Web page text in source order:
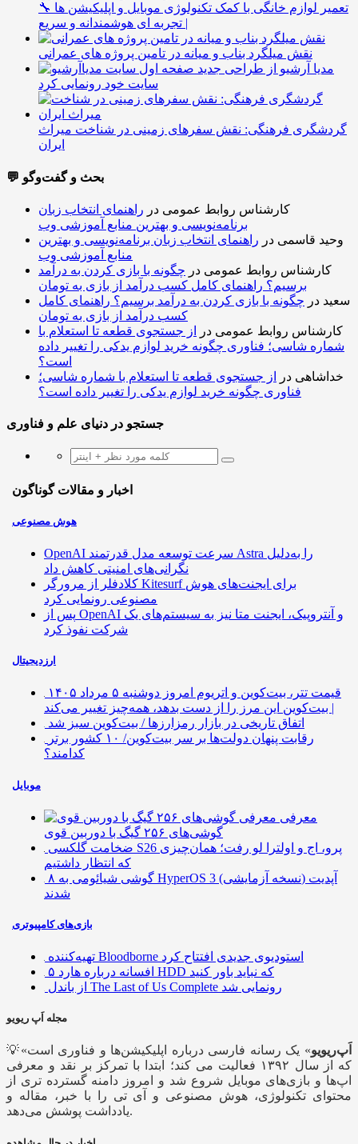
🔧 تعمیر لوازم خانگی با کمک تکنولوژی موبایل و اپلیکیشن ها
| تجربه ای هوشمندانه و سریع
نقش میلگرد بناب و میانه در تامین پروژه های عمرانی
مدیا آرشیو از طراحی جدید
سایت خود رونمایی کرد
گردشگری فرهنگی: نقش سفرهای زمینی در شناخت میراث
ایران
💬 بحث و گفت‌وگو
کارشناس روابط عمومی در راهنمای انتخاب زبان
برنامه‌نویسی و بهترین منابع آموزشی وب
وحید قاسمی در راهنمای انتخاب زبان برنامه‌نویسی و بهترین
منابع آموزشی وب
کارشناس روابط عمومی در چگونه با بازی کردن به درآمد
برسیم؟ راهنمای کامل کسب درآمد از بازی به تومان
سعید در چگونه با بازی کردن به درآمد برسیم؟ راهنمای کامل
کسب درآمد از بازی به تومان
کارشناس روابط عمومی در
از جستجوی قطعه تا استعلام با
شماره شاسی؛ فناوری چگونه خرید لوازم یدکی را تغییر داده
است؟
خداشاهی در
از جستجوی قطعه تا استعلام با شماره شاسی؛
فناوری چگونه خرید لوازم یدکی را تغییر داده است؟
جستجو در دنیای علم و فناوری
اخبار و مقالات گوناگون
هوش مصنوعی
OpenAI سرعت توسعه مدل قدرتمند Astra را به‌دلیل
نگرانی‌های امنیتی کاهش داد
کلادفلر از مرورگر Kitesurf برای ایجنت‌های هوش
مصنوعی رونمایی کرد
پس از OpenAI و آنتروپیک، ایجنت متا نیز به سیستم‌های یک
شرکت نفوذ کرد
ارزدیجیتال
قیمت تتر، بیت‌کوین و اتریوم امروز دوشنبه ۵ مرداد ۱۴۰۵
| بیت‌کوین این مرز را از دست بدهد، همه‌چیز تغییر می‌کند
اتفاق تاریخی در بازار رمزارزها / بیت‌کوین سبز شد
رقابت پنهان دولت‌ها بر سر بیت‌کوین/ ۱۰ کشور برتر
کدامند؟
موبایل
معرفی
گوشی‌های ۲۵۶ گیگ با دوربین قوی
ضخامت گلکسی S26 پرو، اج و اولترا لو رفت؛ همان‌چیزی
که انتظار داشتیم
۸ گوشی شیائومی به HyperOS 3 (نسخه آزمایشی) آپدیت
شدند
بازی‌های کامپیوتری
تهیه‌کننده Bloodborne استودیوی جدیدی افتتاح کرد
۵ افسانه درباره هارد HDD که نباید باور کنید
از باندل The Last of Us Complete رونمایی شد
مجله اَپ ریویو
💡« اَپ‌ریویو» یک رسانه فارسی درباره اپلیکیشن‌ها و فناوری است
که از سال ۱۳۹۲ فعالیت می کند؛ ابتدا با تمرکز بر نقد و معرفی
اپ‌ها و بازی‌های موبایل شروع شد و امروز دامنه گسترده تری از
محتوای تکنولوژی، هوش مصنوعی و آی تی را با خبر، مقاله و
یادداشت پوشش می‌دهد.